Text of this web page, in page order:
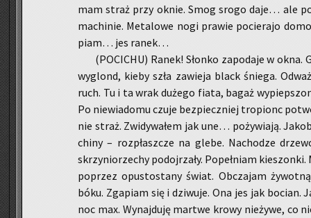
mam straż przy oknie. Smog srogo daje… ale
ma­chi­nie. Me­ta­lo­we nogi pra­wie po­cie­ra­jo
piam… jes ranek…
(PO­CI­CHU) Ranek! Słon­ko za­po­da­je w okna.
wy­glond, kieby szła za­wie­ja black śnie­ga.
ruch. Tu i ta wrak du­że­go fiata, bagaż
Po nie­wia­do­mu czuje bez­piecz­niej tro­pionc
nie straż. Zwi­dy­wa­łem jak une… po­ży­wia­ją.
chi­ny – roz­płasz­cze na glebe. Na­cho­dze
skrzy­nio­rze­chy po­doj­rza­ły. Po­peł­niam kie­szon­ki.
po­przez opu­sto­sta­ny świat. Ob­cza­jam
bóku. Zga­piam się i dzi­wu­je. Ona jes jak bo­cian.
noc max. Wy­naj­du­ję mar­twe krowy nie­ży­we, co